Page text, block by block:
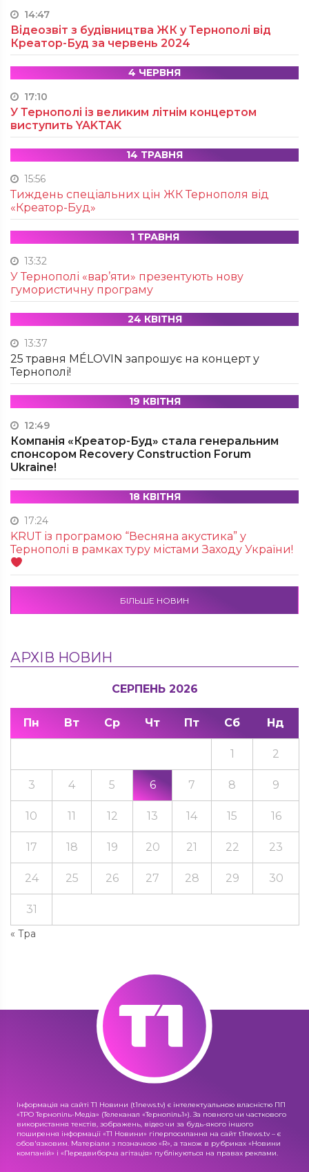
14:47
Відеозвіт з будівництва ЖК у Тернополі від
Креатор-Буд за червень 2024
4 ЧЕРВНЯ
17:10
У Тернополі із великим літнім концертом
виступить YAKTAK
14 ТРАВНЯ
15:56
Тиждень спеціальних цін ЖК Тернополя від
«Креатор-Буд»
1 ТРАВНЯ
13:32
У Тернополі «вар’яти» презентують нову
гумористичну програму
24 КВІТНЯ
13:37
25 травня MÉLOVIN запрошує на концерт у
Тернополі!
19 КВІТНЯ
12:49
Компанія «Креатор-Буд» стала генеральним
спонсором Recovery Construction Forum
Ukraine!
18 КВІТНЯ
17:24
KRUТ із програмою “Весняна акустика” у
Тернополі в рамках туру містами Заходу України!
БІЛЬШЕ НОВИН
АРХІВ НОВИН
СЕРПЕНЬ 2026
Пн Вт Ср Чт Пт Сб Нд
« Тра
1 2
3 4 5 6 7 8 9
10 11 12 13 14 15 16
17 18 19 20 21 22 23
24 25 26 27 28 29 30
31
Інформація на сайті Т1 Новини (t1news.tv) є інтелектуальною власністю ПП
«ТРО Тернопіль-Медіа» (Телеканал «Тернопіль1»). За повного чи часткового
використання текстів, зображень, відео чи за будь-якого іншого
поширення інформації «Т1 Новини» гіперпосилання на сайт t1news.tv – є
обов'язковим. Матеріали з позначкою «R», а також в рубриках «Новини
компаній» і «Передвиборча агітація» публікуються на правах реклами.